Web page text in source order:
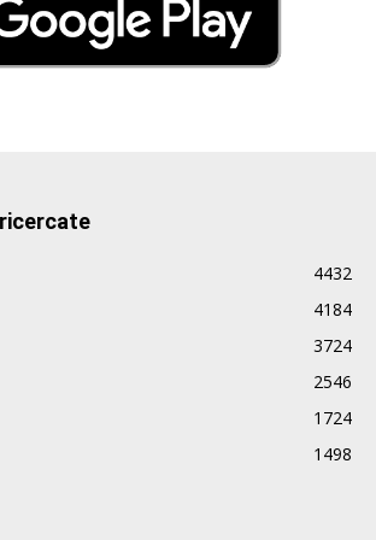
4432
4184
3724
2546
1724
1498